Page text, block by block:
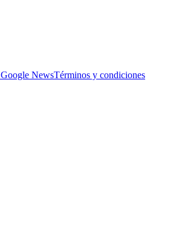
Google NewsTérminos y condiciones